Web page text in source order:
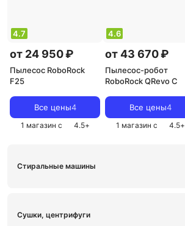
4.7
от 24 950 ₽
Пылесос RoboRock
F25
Все цены4
1 магазин с 4.5+
4.6
от 43 670 ₽
Пылесос-робот
RoboRock QRevo C
Все цены4
1 магазин с 4.5+
Стиральные машины
Сушки, центрифуги